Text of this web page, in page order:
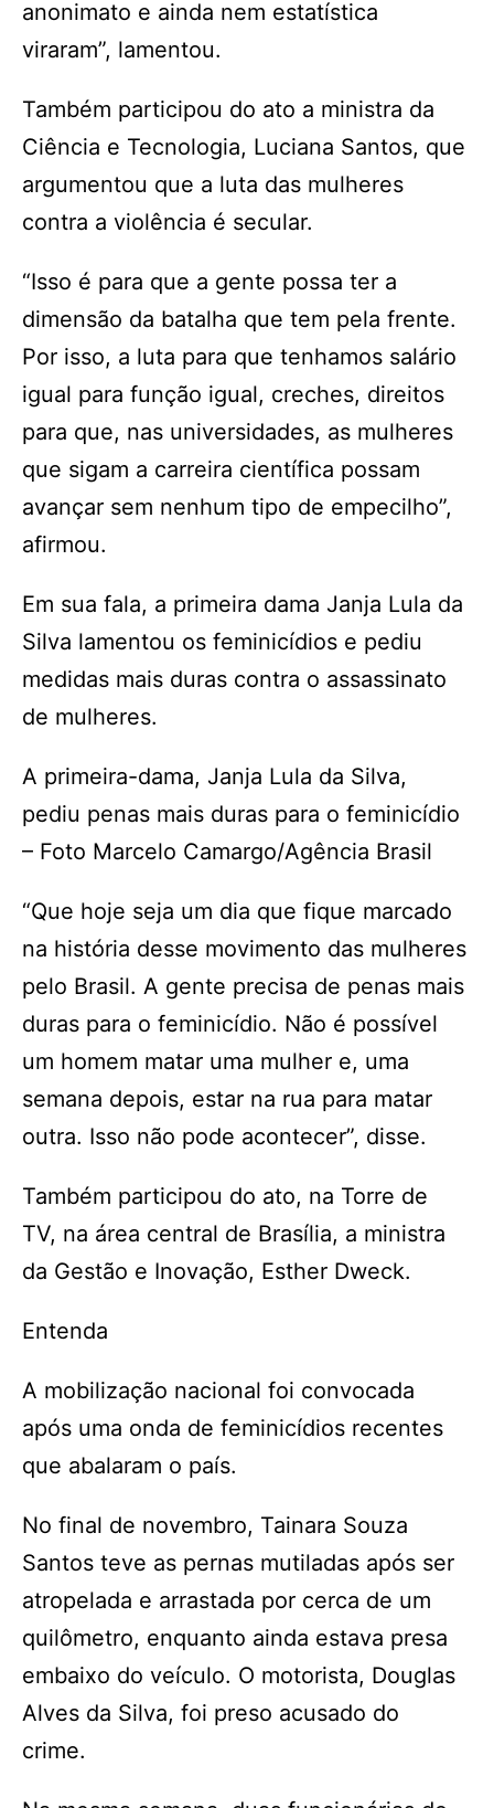
anonimato e ainda nem estatística
viraram”, lamentou.
Também participou do ato a ministra da
Ciência e Tecnologia, Luciana Santos, que
argumentou que a luta das mulheres
contra a violência é secular.
“Isso é para que a gente possa ter a
dimensão da batalha que tem pela frente.
Por isso, a luta para que tenhamos salário
igual para função igual, creches, direitos
para que, nas universidades, as mulheres
que sigam a carreira científica possam
avançar sem nenhum tipo de empecilho”,
afirmou.
Em sua fala, a primeira dama Janja Lula da
Silva lamentou os feminicídios e pediu
medidas mais duras contra o assassinato
de mulheres.
A primeira-dama, Janja Lula da Silva,
pediu penas mais duras para o feminicídio
– Foto Marcelo Camargo/Agência Brasil
“Que hoje seja um dia que fique marcado
na história desse movimento das mulheres
pelo Brasil. A gente precisa de penas mais
duras para o feminicídio. Não é possível
um homem matar uma mulher e, uma
semana depois, estar na rua para matar
outra. Isso não pode acontecer”, disse.
Também participou do ato, na Torre de
TV, na área central de Brasília, a ministra
da Gestão e Inovação, Esther Dweck.
Entenda
A mobilização nacional foi convocada
após uma onda de feminicídios recentes
que abalaram o país.
No final de novembro, Tainara Souza
Santos teve as pernas mutiladas após ser
atropelada e arrastada por cerca de um
quilômetro, enquanto ainda estava presa
embaixo do veículo. O motorista, Douglas
Alves da Silva, foi preso acusado do
crime.